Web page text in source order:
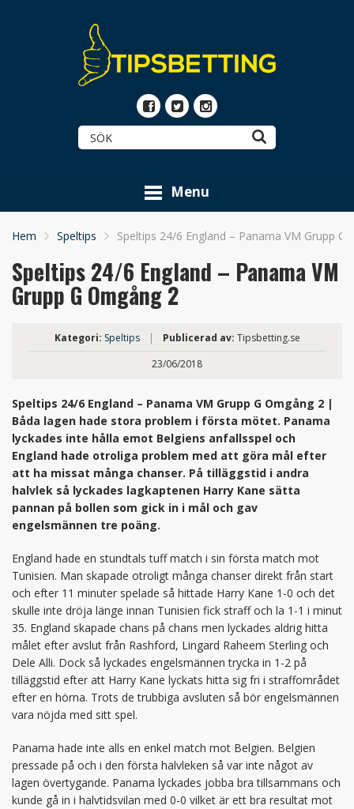
Menu
Hem Speltips Speltips 24/6 England – Panama VM Grupp G
Speltips 24/6 England – Panama VM
Grupp G Omgång 2
Kategori: Speltips | Publicerad av: Tipsbetting.se
23/06/2018
Speltips 24/6 England – Panama VM Grupp G Omgång 2 |
Båda lagen hade stora problem i första mötet. Panama
lyckades inte hålla emot Belgiens anfallsspel och
England hade otroliga problem med att göra mål efter
att ha missat många chanser. På tilläggstid i andra
halvlek så lyckades lagkaptenen Harry Kane sätta
pannan på bollen som gick in i mål och gav
engelsmännen tre poäng.
England hade en stundtals tuff match i sin första match mot
Tunisien. Man skapade otroligt många chanser direkt från start
och efter 11 minuter spelade så hittade Harry Kane 1-0 och det
skulle inte dröja länge innan Tunisien fick straff och la 1-1 i minut
35. England skapade chans på chans men lyckades aldrig hitta
målet efter avslut från Rashford, Lingard Raheem Sterling och
Dele Alli. Dock så lyckades engelsmännen trycka in 1-2 på
tilläggstid efter att Harry Kane lyckats hitta sig fri i straffområdet
efter en hörna. Trots de trubbiga avsluten så bör engelsmännen
vara nöjda med sitt spel.
Panama hade inte alls en enkel match mot Belgien. Belgien
pressade på och i den första halvleken så var inte något av
lagen övertygande. Panama lyckades jobba bra tillsammans och
kunde gå in i halvtidsvilan med 0-0 vilket är ett bra resultat mot